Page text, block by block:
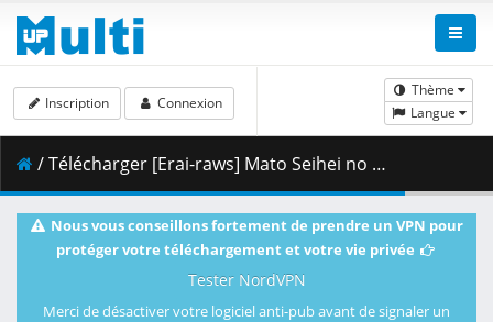
Thème
Langue
Inscription Connexion
/ Télécharger [Erai-raws] Mato Seihei no Slave - 11 [1080p][AF04C577].mkv.002 ( 321.41 MB )
Nous vous conseillons fortement de prendre un VPN pour
protéger votre téléchargement et votre vie privée
Tester NordVPN
Merci de désactiver votre logiciel anti-pub avant de signaler un